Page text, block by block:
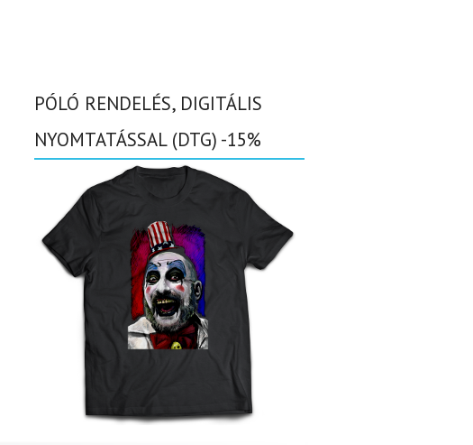
PÓLÓ RENDELÉS, DIGITÁLIS
NYOMTATÁSSAL (DTG) -15%